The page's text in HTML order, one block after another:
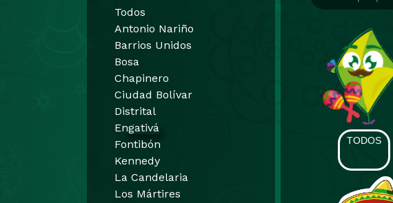
Todos
Antonio Nariño
Barrios Unidos
Bosa
Chapinero
Ciudad Bolívar
Distrital
Engativá
Fontibón
Kennedy
La Candelaria
Los Mártires
TODOS